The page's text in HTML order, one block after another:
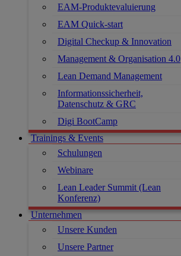
EAM-Produktevaluierung
EAM Quick-start
Digital Checkup & Innovation
Management & Organisation 4.0
Lean Demand Management
Informationssicherheit,
Datenschutz & GRC
Digi BootCamp
Trainings & Events
Schulungen
Webinare
Lean Leader Summit (Lean
Konferenz)
Unternehmen
Unsere Kunden
Unsere Partner